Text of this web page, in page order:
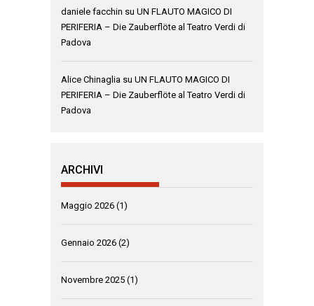
daniele facchin su UN FLAUTO MAGICO DI
PERIFERIA – Die Zauberflöte al Teatro Verdi di
Padova
Alice Chinaglia su UN FLAUTO MAGICO DI
PERIFERIA – Die Zauberflöte al Teatro Verdi di
Padova
ARCHIVI
Maggio 2026 (1)
Gennaio 2026 (2)
Novembre 2025 (1)